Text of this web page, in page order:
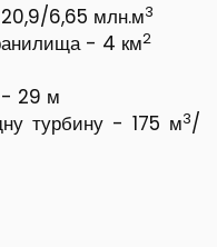
6,65 млн.м3
- 4 км2
- 29 м
турбину - 175 м3/